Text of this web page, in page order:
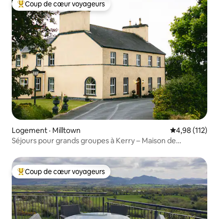
Coup de cœur voyageurs parmi les plus aimés
Coup de cœur voyageurs
Logement · Milltown Note
4,98 (112)
Séjours pour grands groupes à Kerry – Maison de
Coup de cœur voyageurs parmi les plus aimés
Coup de cœur voyageurs